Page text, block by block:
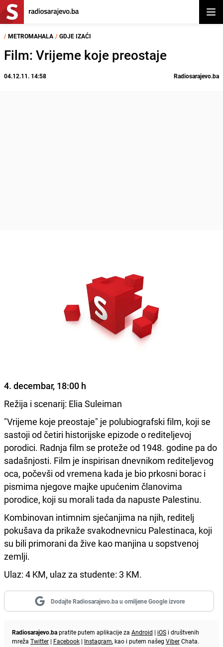
/ METROMAHALA / GDJE IZAĆI
Film: Vrijeme koje preostaje
04.12.11. 14:58 Radiosarajevo.ba
4. decembar, 18:00 h
Režija i scenarij: Elia Suleiman
"Vrijeme koje preostaje" je polubiografski film, koji se
sastoji od četiri historijske epizode o rediteljevoj
porodici. Radnja film se proteže od 1948. godine pa do
sadašnjosti. Film je inspirisan dnevnikom rediteljevog
oca, počevši od vremena kada je bio prkosni borac i
pismima njegove majke upućenim članovima
porodice, koji su morali tada da napuste Palestinu.
Kombinovan intimnim sjećanjima na njih, reditelj
pokušava da prikaže svakodnevnicu Palestinaca, koji
su bili primorani da žive kao manjina u sopstvenoj
zemlji.
Ulaz: 4 KM, ulaz za studente: 3 KM.
Dodajte Radiosarajevo.ba u omiljene Google izvore
Radiosarajevo.bapratite putem aplikacije za Android | iOS i društvenih
mreža Twitter | Facebook | Instagram, kao i putem našeg ViberChata.